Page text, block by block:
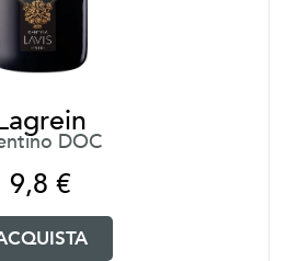
DOC
9,8 €